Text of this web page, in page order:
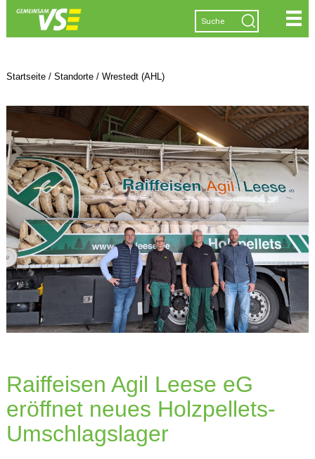
Startseite/ Standorte/ Wrestedt (AHL)
Raiffeisen Agil Leese eG
eröffnet neues Holzpellets-
Umschlagslager